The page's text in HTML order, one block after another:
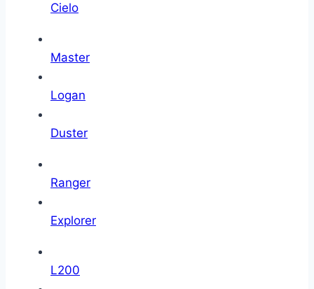
Cielo
Master
Logan
Duster
Ranger
Explorer
L200